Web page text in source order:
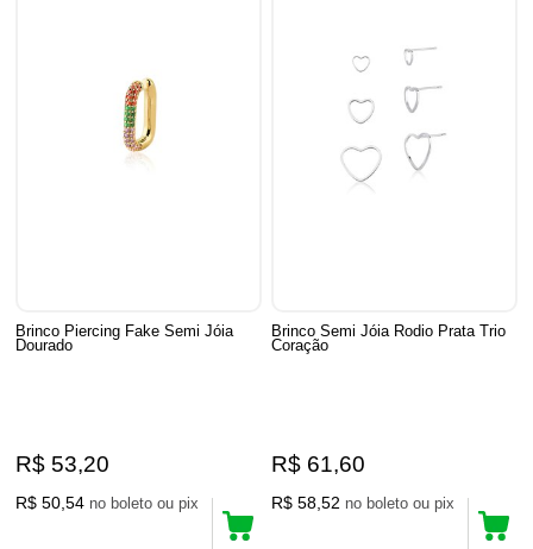
Brinco Piercing Fake Semi Jóia
Dourado
R$ 53,20
R$ 50,54 no boleto ou pix
Brinco Semi Jóia Rodio Prata Trio
Coração
R$ 61,60
R$ 58,52 no boleto ou pix